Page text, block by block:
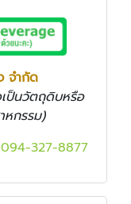
จำกัด
เป็นวัตถุดิบหรือ
หกรรม)
094-327-8877